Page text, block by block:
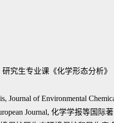
究生专业课《化学形态分析
Journal of Environmental
Journal, 化学学报等国际